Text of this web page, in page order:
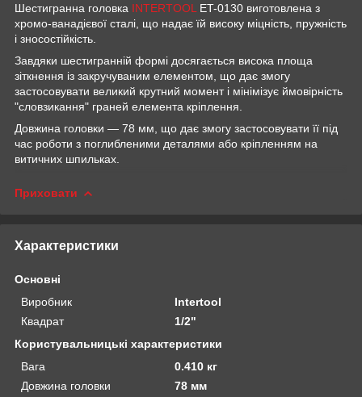
Шестигранна головка INTERTOOL ET-0130 виготовлена з
хромо-ванадієвої сталі, що надає їй високу міцність, пружність
і зносостійкість.
Завдяки шестигранній формі досягається висока площа
зіткнення із закручуваним елементом, що дає змогу
застосовувати великий крутний момент і мінімізує ймовірність
"словзикання" граней елемента кріплення.
Довжина головки — 78 мм, що дає змогу застосовувати її під
час роботи з поглибленими деталями або кріпленням на
витичних шпильках.
Приховати
Характеристики
Основні
Виробник
Intertool
Квадрат
1/2"
Користувальницькі характеристики
Вага
0.410 кг
Довжина головки
78 мм